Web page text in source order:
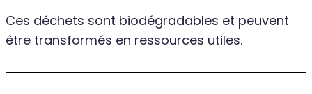
Ces déchets sont biodégradables et peuvent
être transformés en ressources utiles.